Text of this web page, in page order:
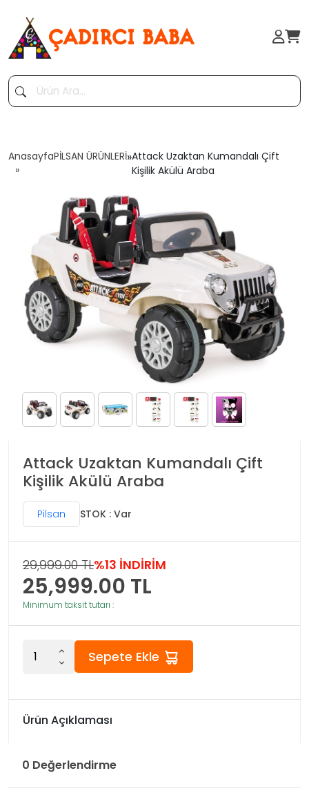
AnasayfaPİLSAN ÜRÜNLERİ»Attack Uzaktan Kumandalı Çift
Kişilik Akülü Araba
Attack Uzaktan Kumandalı Çift
Kişilik Akülü Araba
Pilsan STOK : Var
29,999.00 TL%13 İNDİRİM
25,999.00 TL
Minimum taksit tutarı :
Sepete Ekle
Ürün Açıklaması
0 Değerlendirme